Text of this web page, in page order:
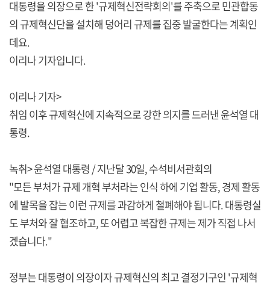
대통령을 의장으로 한 '규제혁신전략회의'를 주축으로 민관합동
의 규제혁신단을 설치해 덩어리 규제를 집중 발굴한다는 계획인
데요.
이리나 기자입니다.
이리나 기자>
취임 이후 규제혁신에 지속적으로 강한 의지를 드러낸 윤석열 대
통령.
녹취> 윤석열 대통령 / 지난달 30일, 수석비서관회의
"모든 부처가 규제 개혁 부처라는 인식 하에 기업 활동, 경제 활동
에 발목을 잡는 이런 규제를 과감하게 철폐해야 됩니다. 대통령실
도 부처와 잘 협조하고, 또 어렵고 복잡한 규제는 제가 직접 나서
겠습니다."
정부는 대통령이 의장이자 규제혁신의 최고 결정기구인 '규제혁